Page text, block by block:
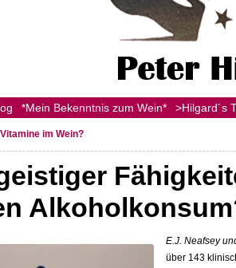
*Mein Bekenntnis zum Wein* >Hilgard´s
im Wein?
E.J. Neafsey
über 143